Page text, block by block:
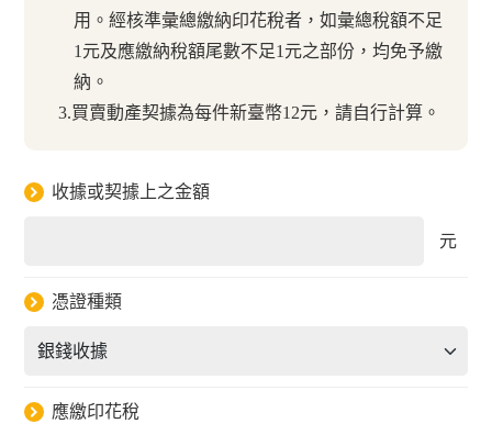
用。經核準彙總繳納印花稅者，如彙總稅額不足
1元及應繳納稅額尾數不足1元之部份，均免予繳
納。
3.買賣動產契據為每件新臺幣12元，請自行計算。
收據或契據上之金額
元
憑證種類
應繳印花稅